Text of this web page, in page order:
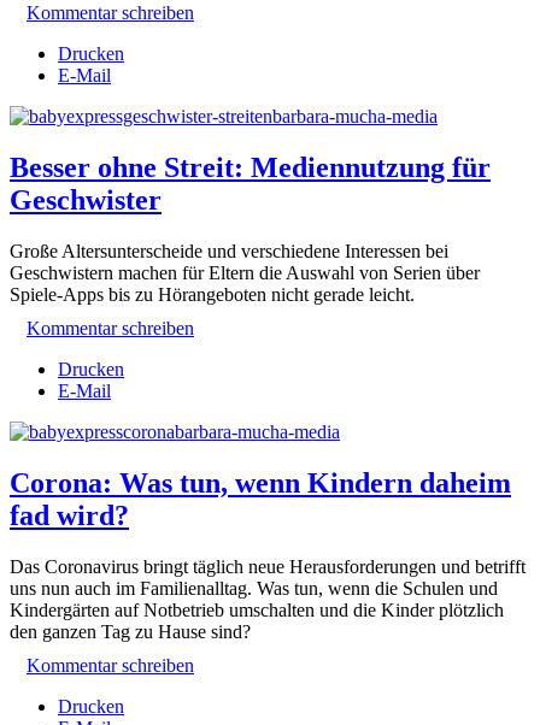
Kommentar schreiben
Drucken
E-Mail
Besser ohne Streit: Mediennutzung für
Geschwister
Große Altersunterscheide und verschiedene Interessen bei
Geschwistern machen für Eltern die Auswahl von Serien über
Spiele-Apps bis zu Hörangeboten nicht gerade leicht.
Kommentar schreiben
Drucken
E-Mail
Corona: Was tun, wenn Kindern daheim
fad wird?
Das Coronavirus bringt täglich neue Herausforderungen und betrifft
uns nun auch im Familienalltag. Was tun, wenn die Schulen und
Kindergärten auf Notbetrieb umschalten und die Kinder plötzlich
den ganzen Tag zu Hause sind?
Kommentar schreiben
Drucken